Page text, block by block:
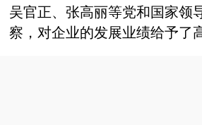
吴官正、张高丽等党和国家领
察，对企业的发展业绩给予了